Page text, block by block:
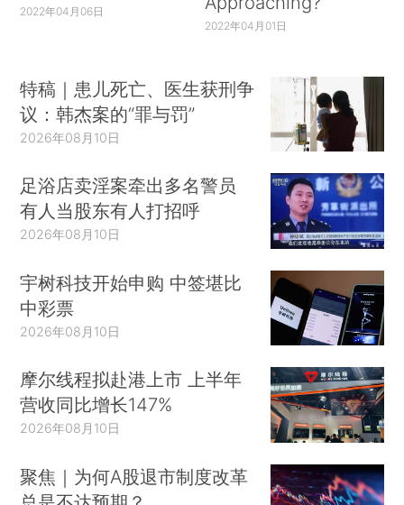
2022年04月06日
2022年04月01日
特稿｜患儿死亡、医生获刑争
议：韩杰案的“罪与罚”
2026年08月10日
足浴店卖淫案牵出多名警员
有人当股东有人打招呼
2026年08月10日
宇树科技开始申购 中签堪比
中彩票
2026年08月10日
摩尔线程拟赴港上市 上半年
营收同比增长147%
2026年08月10日
聚焦｜为何A股退市制度改革